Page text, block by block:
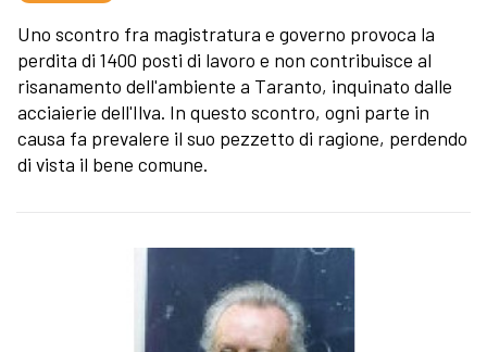
Uno scontro fra magistratura e governo provoca la
perdita di 1400 posti di lavoro e non contribuisce al
risanamento dell'ambiente a Taranto, inquinato dalle
acciaierie dell'Ilva. In questo scontro, ogni parte in
causa fa prevalere il suo pezzetto di ragione, perdendo
di vista il bene comune.